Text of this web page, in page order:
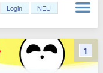
Login NEU
1